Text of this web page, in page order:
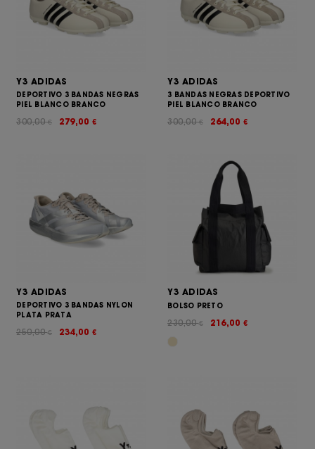
Y3 ADIDAS
DEPORTIVO 3 BANDAS NEGRAS
PIEL BLANCO BRANCO
279,00 €
300,00€
Y3 ADIDAS
3 BANDAS NEGRAS DEPORTIVO
PIEL BLANCO BRANCO
264,00 €
300,00€
Y3 ADIDAS
DEPORTIVO 3 BANDAS NYLON
PLATA PRATA
234,00 €
250,00€
Y3 ADIDAS
BOLSO PRETO
216,00 €
230,00€